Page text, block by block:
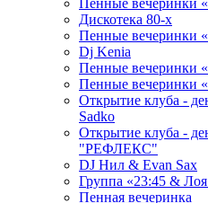
Пенные вечеринки
Дискотека 80-х
Пенные вечеринки
Dj Kenia
Пенные вечеринки
Пенные вечеринки
Открытие клуба -
Sadko
Открытие клуба -
"РЕФЛЕКС"
DJ Нил & Evan Sax
Группа «23:45 &
Пенная вечеринка